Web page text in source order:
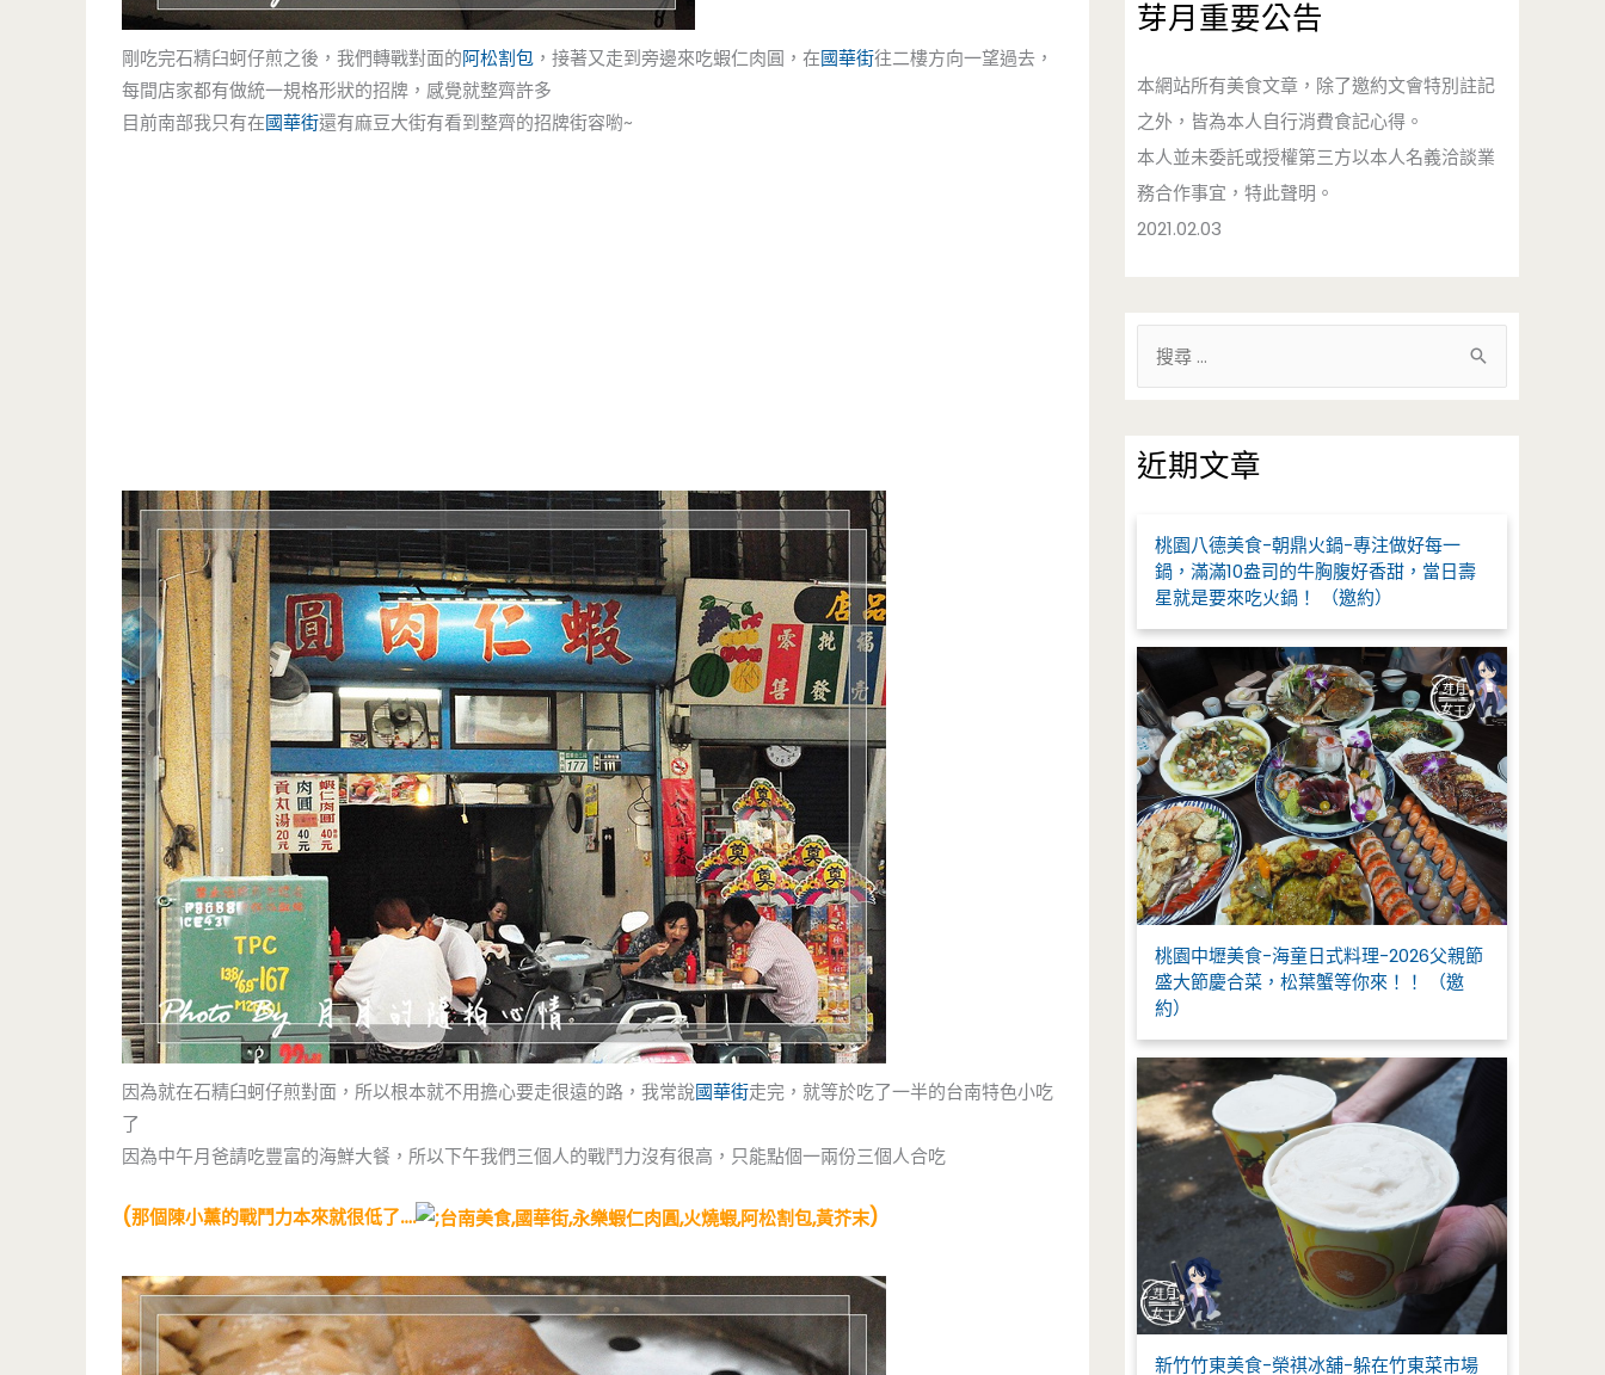
剛吃完石精臼蚵仔煎之後，我們轉戰對面的阿松割包 ，接著又走到旁邊來吃蝦仁肉圓，在國華街往二樓方向一望過去，
每間店家都有做統一規格形狀的招牌，感覺就整齊許多
目前南部我只有在國華街還有麻豆大街有看到整齊的招牌街容喲~
因為就在石精臼蚵仔煎對面，所以根本就不用擔心要走很遠的路，我常說國華街走完，就等於吃了一半的台南特色小吃
了
因為中午月爸請吃豐富的海鮮大餐，所以下午我們三個人的戰鬥力沒有很高，只能點個一兩份三個人合吃
(那個陳小薰的戰鬥力本來就很低了…. )
芽月重要公告
本網站所有美食文章，除了邀約文會特別註記
之外，皆為本人自行消費食記心得。
本人並未委託或授權第三方以本人名義洽談業
務合作事宜，特此聲明。
2021.02.03
鍵
字
近期文章
桃園八德美食-朝鼎火鍋-專注做好每一
鍋，滿滿10盎司的牛胸腹好香甜，當日壽
星就是要來吃火鍋！ （邀約）
桃園中壢美食-海童日式料理-2026父親節
盛大節慶合菜，松葉蟹等你來！！ （邀
約）
新竹竹東美食-榮祺冰舖-躲在竹東菜市場